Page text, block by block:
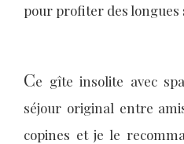
pour profiter des longues
Ce gîte insolite avec
séjour original entre
copines et je le